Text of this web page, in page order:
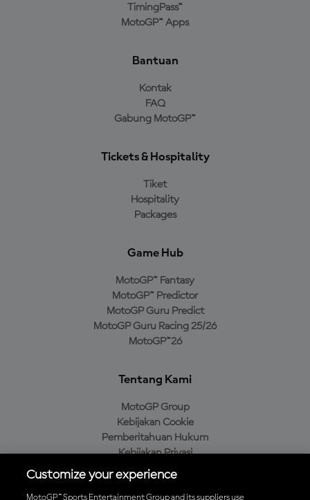
TimingPass™
MotoGP™ Apps
Bantuan
Kontak
FAQ
Gabung MotoGP™
Tickets & Hospitality
Tiket
Hospitality
Packages
Game Hub
MotoGP™ Fantasy
MotoGP™ Predictor
MotoGP Guru Predict
MotoGP Guru Racing 25/26
MotoGP™26
Tentang Kami
MotoGP Group
Kebijakan Cookie
Pemberitahuan Hukum
Kebijakan Privasi
Kebijakan Pembelian
Customize your experience
MotoGP™ Sports Entertainment Group and its suppliers use